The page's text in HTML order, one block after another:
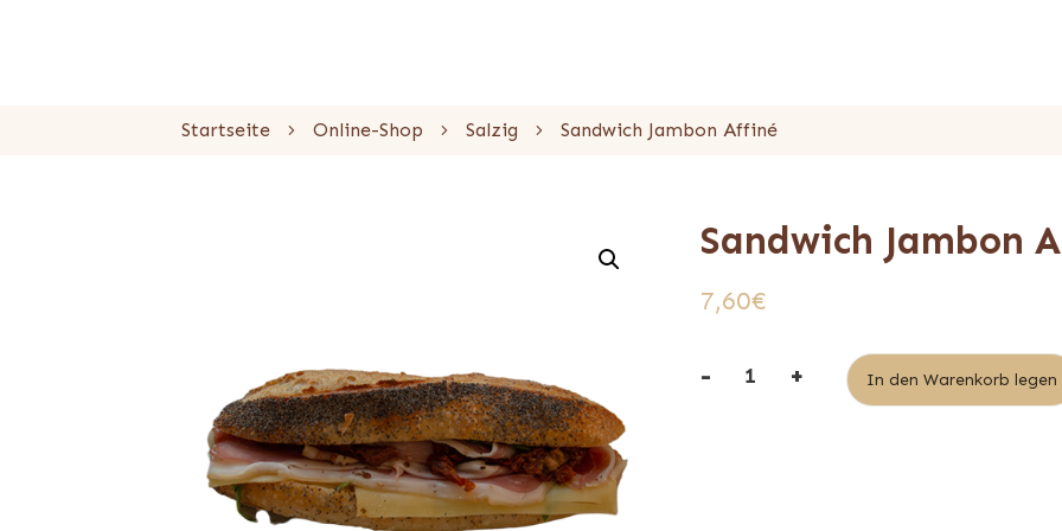
Startseite Online-Shop Salzig Sandwich Jambon Affiné
Sandwich Jambon
7,60€
- + In den Warenkorb legen